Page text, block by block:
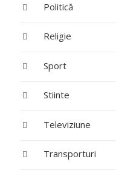
Politică
Religie
Sport
Stiinte
Televiziune
Transporturi